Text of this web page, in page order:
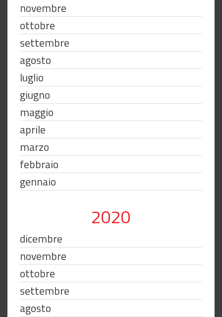
novembre
ottobre
settembre
agosto
luglio
giugno
maggio
aprile
marzo
febbraio
gennaio
2020
dicembre
novembre
ottobre
settembre
agosto